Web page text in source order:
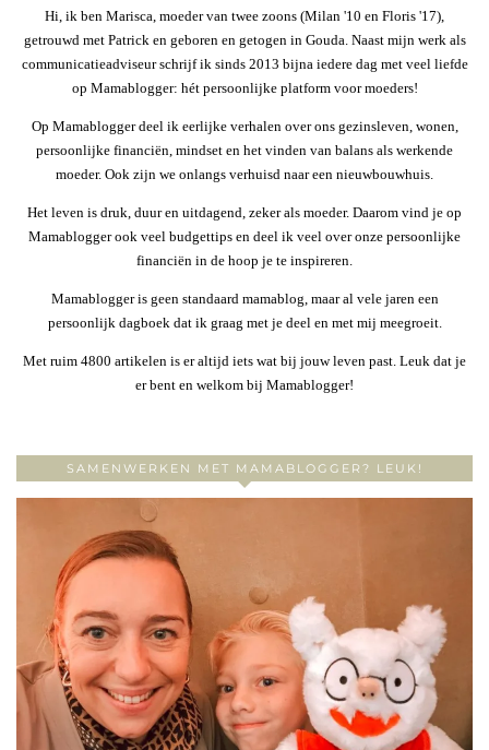
Hi, ik ben Marisca, moeder van twee zoons (Milan '10 en Floris '17),
getrouwd met Patrick en geboren en getogen in Gouda. Naast mijn werk als
communicatieadviseur schrijf ik sinds 2013 bijna iedere dag met veel liefde
op Mamablogger: hét persoonlijke platform voor moeders!
Op Mamablogger deel ik eerlijke verhalen over ons gezinsleven, wonen,
persoonlijke financiën, mindset en het vinden van balans als werkende
moeder. Ook zijn we onlangs verhuisd naar een nieuwbouwhuis.
Het leven is druk, duur en uitdagend, zeker als moeder. Daarom vind je op
Mamablogger ook veel budgettips en deel ik veel over onze persoonlijke
financiën in de hoop je te inspireren.
Mamablogger is geen standaard mamablog, maar al vele jaren een
persoonlijk dagboek dat ik graag met je deel en met mij meegroeit.
Met ruim 4800 artikelen is er altijd iets wat bij jouw leven past. Leuk dat je
er bent en welkom bij Mamablogger!
SAMENWERKEN MET MAMABLOGGER? LEUK!